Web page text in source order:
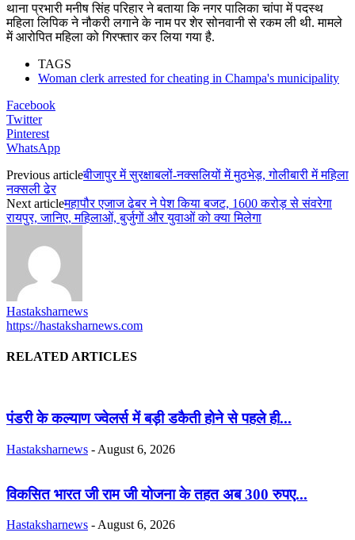
थाना प्रभारी मनीष सिंह परिहार ने बताया कि नगर पालिका चांपा में पदस्थ
महिला लिपिक ने नौकरी लगाने के नाम पर शेर सोनवानी से रकम ली थी. मामले
में आरोपित महिला को गिरफ्तार कर लिया गया है.
TAGS
Woman clerk arrested for cheating in Champa's municipality
Facebook
Twitter
Pinterest
WhatsApp
Previous articleबीजापुर में सुरक्षाबलों-नक्सलियों में मुठभेड़, गोलीबारी में महिला
नक्सली ढेर
Next articleमहापौर एजाज ढेबर ने पेश किया बजट, 1600 करोड़ से संवरेगा
रायपुर, जानिए, महिलाओं, बुर्जुगों और युवाओं को क्या मिलेगा
Hastaksharnews
https://hastaksharnews.com
RELATED ARTICLES
पंडरी के कल्याण ज्वेलर्स में बड़ी डकैती होने से पहले ही...
Hastaksharnews - August 6, 2026
विकसित भारत जी राम जी योजना के तहत अब 300 रुपए...
Hastaksharnews - August 6, 2026